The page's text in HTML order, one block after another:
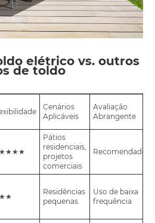
elétrico vs. outros
de toldo
Cenários
Aplicáveis
Avaliação
Abrangente
Pátios
residenciais,
projetos
comerciais
Recomendado
Residências
pequenas
Uso de baixa
frequência